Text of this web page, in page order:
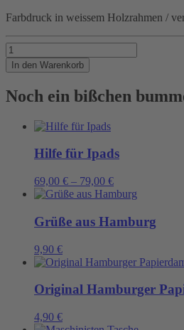
Farbdruck in weissem Holzrahmen /
BE
Menge
In den Warenkorb
Noch ein bißchen
Hilfe für Ipads
69,00 € – 79,00 €
Grüße aus Hamburg
9,90 €
Original Hamburger
4,90 €